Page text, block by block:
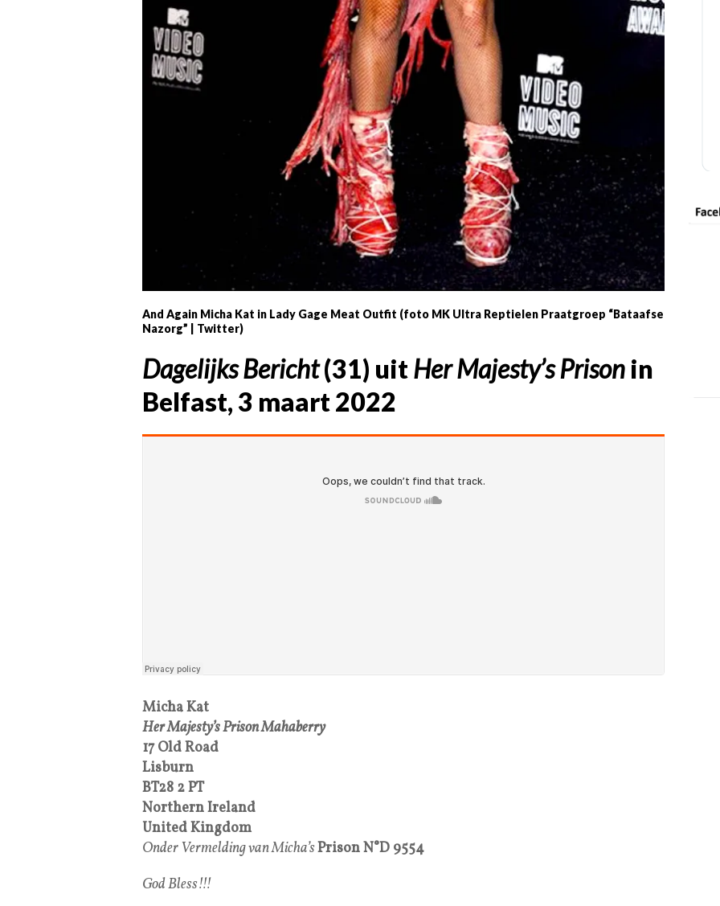
And Again Micha Kat in Lady Gage Meat Outfit (foto MK Ultra Reptielen Praatgroep “Bataafse
Nazorg” | Twitter)
Dagelijks Bericht(31) uitHer Majesty’s Prison in
Belfast, 3 maart 2022
Micha Kat
Her Majesty’s Prison Mahaberry
17 Old Road
Lisburn
BT28 2 PT
Northern Ireland
United Kingdom
Onder Vermelding van Micha’sPrisonN°D 9554
God Bless!!!